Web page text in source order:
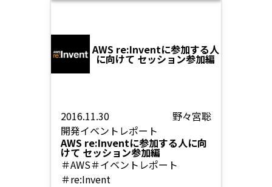
AWS re:Inventに参加する人
に向けて セッション参加編
2016.11.30
野々宮聡
開発イベントレポート
AWS re:Inventに参加する人に向
けて セッション参加編
＃AWS＃イベントレポート
＃re:Invent